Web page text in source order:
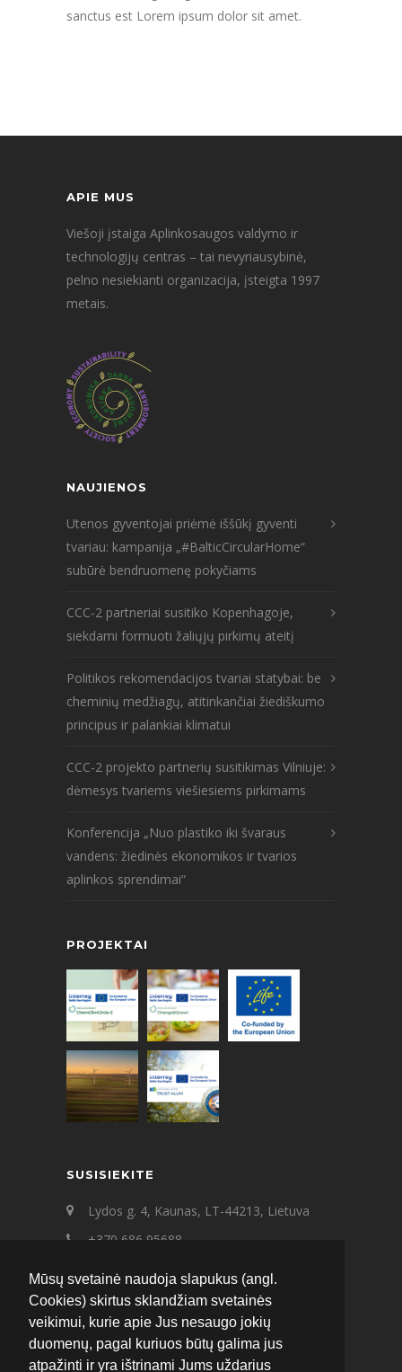
Mūsų svetainė naudoja slapukus (angl.
Cookies) skirtus sklandžiam svetainės
veikimui, kurie apie Jus nesaugo jokių
duomenų, pagal kuriuos būtų galima jus
atpažinti ir yra ištrinami Jums uždarius
sanctus est Lorem ipsum dolor sit amet.
APIE MUS
Viešoji įstaiga Aplinkosaugos valdymo ir
technologijų centras – tai nevyriausybinė,
pelno nesiekianti organizacija, įsteigta 1997
metais.
NAUJIENOS
Utenos gyventojai priėmė iššūkį gyventi
tvariau: kampanija „#BalticCircularHome“
subūrė bendruomenę pokyčiams
CCC-2 partneriai susitiko Kopenhagoje,
siekdami formuoti žaliųjų pirkimų ateitį
Politikos rekomendacijos tvariai statybai: be
cheminių medžiagų, atitinkančiai žiediškumo
principus ir palankiai klimatui
CCC-2 projekto partnerių susitikimas Vilniuje:
dėmesys tvariems viešiesiems pirkimams
Konferencija „Nuo plastiko iki švaraus
vandens: žiedinės ekonomikos ir tvarios
aplinkos sprendimai“
PROJEKTAI
SUSISIEKITE
Lydos g. 4, Kaunas, LT-44213, Lietuva
+370 686 95688
ecat@ecat.lt
Facebook
Instagram
LinkedIn